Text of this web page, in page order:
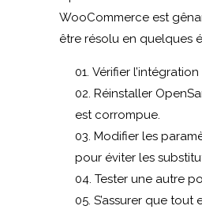
WooCommerce est
être résolu en quelques
Vérifier
Réinstaller
est corrompue.
Modifier les
pour éviter les
Tester une autre
S’assurer que tout